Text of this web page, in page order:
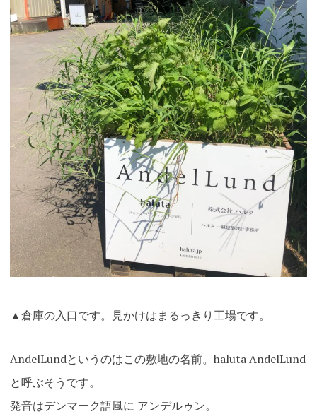
▲倉庫の入口です。見かけはまるっきり工場です。
AndelLundというのはこの敷地の名前。haluta AndelLund
と呼ぶそうです。
発音はデンマーク語風に アンデルゥン。